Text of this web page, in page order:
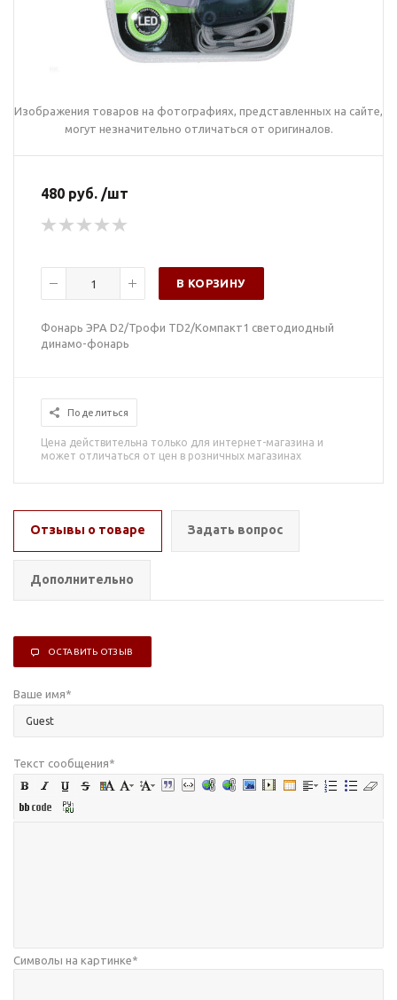
Изображения товаров на фотографиях, представленных на сайте,
могут незначительно отличаться от оригиналов.
480 руб. /шт
В КОРЗИНУ
Фонарь ЭРА D2/Трофи TD2/Компакт1 светодиодный
динамо-фонарь
Поделиться
Цена действительна только для интернет-магазина и
может отличаться от цен в розничных магазинах
Отзывы о товаре Задать вопрос
Дополнительно
ОСТАВИТЬ ОТЗЫВ
Ваше имя*
Текст сообщения*
Символы на картинке*